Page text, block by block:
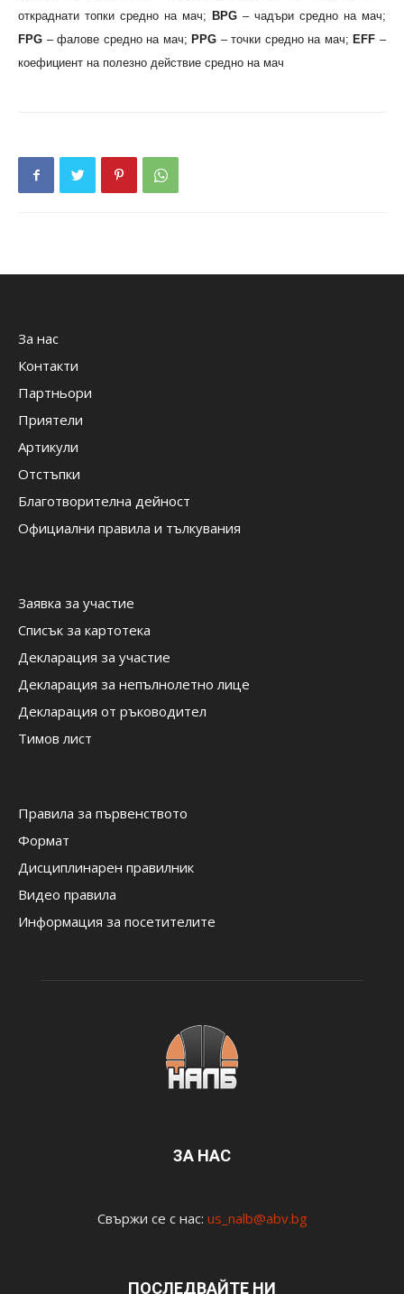
откраднати топки средно на мач; BPG – чадъри средно на мач;
FPG – фалове средно на мач; PPG – точки средно на мач; EFF –
коефициент на полезно действие средно на мач
За нас
Контакти
Партньори
Приятели
Артикули
Отстъпки
Благотворителна дейност
Официални правила и тълкувания
Заявка за участие
Списък за картотека
Декларация за участие
Декларация за непълнолетно лице
Декларация от ръководител
Тимов лист
Правила за първенството
Формат
Дисциплинарен правилник
Видео правила
Информация за посетителите
ЗА НАС
Свържи се с нас: us_nalb@abv.bg
ПОСЛЕДВАЙТЕ НИ